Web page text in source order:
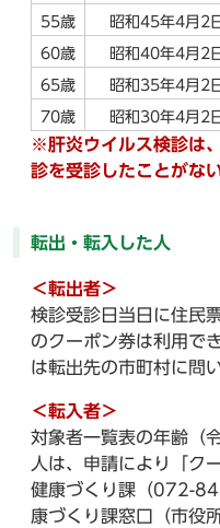
55歳 昭和45年4月2
60歳 昭和40年4月2
65歳 昭和35年4月2
70歳 昭和30年4月2
※肝炎ウイルス検診は
診を受診したことがな
転出・転入した人
＜転出者＞
検診受診日当日に住民
のクーポン券は利用で
は転出先の市町村に問
＜転入者＞
対象者一覧表の年齢（
人は、申請により「ク
健康づくり課（072-
康づくり課窓口（市役